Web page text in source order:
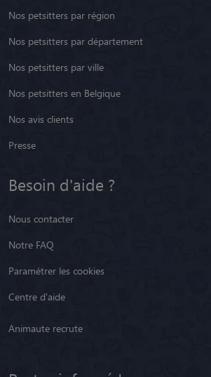
Nos petsitters par région
Nos petsitters par département
Nos petsitters par ville
Nos petsitters en Belgique
Nos avis clients
Presse
Besoin d'aide ?
Nous contacter
Notre FAQ
Paramétrer les cookies
Centre d'aide
Animaute recrute